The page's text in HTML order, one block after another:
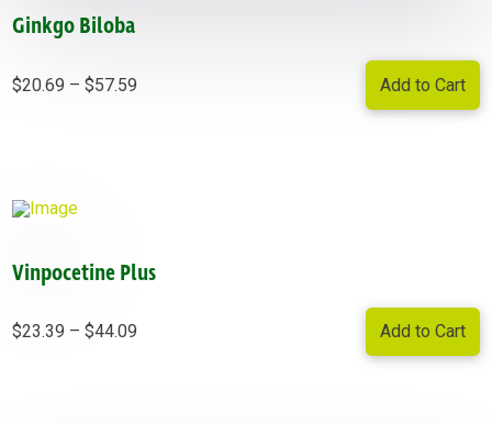
Ginkgo Biloba
$20.69 – $57.59 Add to Cart
Vinpocetine Plus
$23.39 – $44.09 Add to Cart